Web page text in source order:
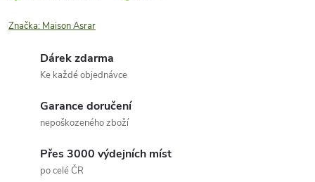
Značka: Maison Asrar
Dárek zdarma
Ke každé objednávce
Garance doručení
nepoškozeného zboží
Přes 3000 výdejních míst
po celé ČR